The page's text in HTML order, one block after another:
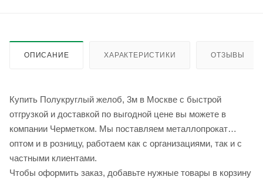
ОПИСАНИЕ ХАРАКТЕРИСТИКИ ОТЗЫВЫ
Купить Полукруглый желоб, 3м в Москве с быстрой
отгрузкой и доставкой по выгодной цене вы можете в
компании Черметком. Мы поставляем металлопрокат
оптом и в розницу, работаем как с организациями, так и с
частными клиентами.
Чтобы оформить заказ, добавьте нужные товары в корзину